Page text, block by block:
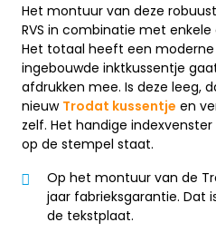
Het montuur van deze
RVS in combinatie met
Het totaal heeft een moderne
ingebouwde inktkussentje
afdrukken mee. Is deze leeg,
nieuw Trodat kussentje en
zelf. Het handige
op de stempel staat.
Op het montuur van de
jaar fabrieksgarantie. Dat
de tekstplaat.